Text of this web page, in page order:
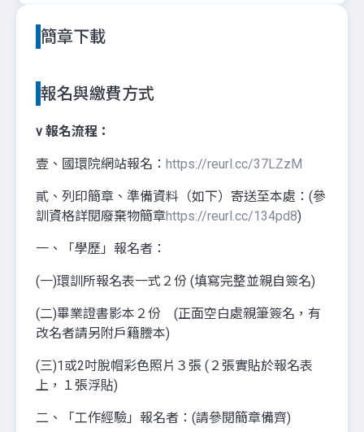
簡章下載
報名與繳費方式
v 報名流程：
壹、國環院網站報名： https://reurl.cc/37LZzM
貳、列印簡章、準備資料（如下）寄送至本處：(參
訓資格詳閱廢棄物簡章https://reurl.cc/134pd8)
一、「學歷」報名者：
(一)環訓所報名表一式２份 (填寫完整並親自簽名)
(二)畢業證書影本２份 (正面空白處親筆簽名，有
改名者請另附戶籍謄本)
(三)1或2吋脫帽彩色照片３張 (２張實貼於報名表
上，１張浮貼)
二、「工作經驗」報名者：(請參閱簡章備齊)